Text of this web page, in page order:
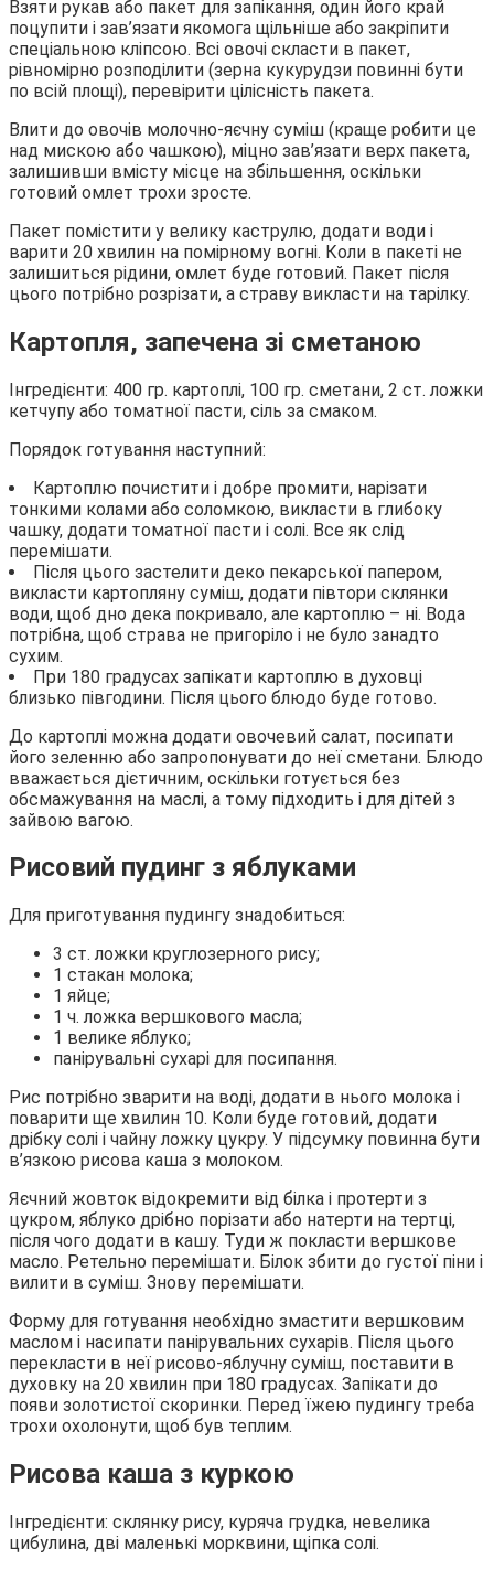
Взяти рукав або пакет для запікання, один його край
поцупити і зав’язати якомога щільніше або закріпити
спеціальною кліпсою. Всі овочі скласти в пакет,
рівномірно розподілити (зерна кукурудзи повинні бути
по всій площі), перевірити цілісність пакета.
Влити до овочів молочно-яєчну суміш (краще робити це
над мискою або чашкою), міцно зав’язати верх пакета,
залишивши вмісту місце на збільшення, оскільки
готовий омлет трохи зросте.
Пакет помістити у велику каструлю, додати води і
варити 20 хвилин на помірному вогні. Коли в пакеті не
залишиться рідини, омлет буде готовий. Пакет після
цього потрібно розрізати, а страву викласти на тарілку.
Картопля, запечена зі сметаною
Інгредієнти: 400 гр. картоплі, 100 гр. сметани, 2 ст. ложки
кетчупу або томатної пасти, сіль за смаком.
Порядок готування наступний:
Картоплю почистити і добре промити, нарізати
тонкими колами або соломкою, викласти в глибоку
чашку, додати томатної пасти і солі. Все як слід
перемішати.
Після цього застелити деко пекарської папером,
викласти картопляну суміш, додати півтори склянки
води, щоб дно дека покривало, але картоплю – ні. Вода
потрібна, щоб страва не пригоріло і не було занадто
сухим.
При 180 градусах запікати картоплю в духовці
близько півгодини. Після цього блюдо буде готово.
До картоплі можна додати овочевий салат, посипати
його зеленню або запропонувати до неї сметани. Блюдо
вважається дієтичним, оскільки готується без
обсмажування на маслі, а тому підходить і для дітей з
зайвою вагою.
Рисовий пудинг з яблуками
Для приготування пудингу знадобиться:
3 ст. ложки круглозерного рису;
1 стакан молока;
1 яйце;
1 ч. ложка вершкового масла;
1 велике яблуко;
панірувальні сухарі для посипання.
Рис потрібно зварити на воді, додати в нього молока і
поварити ще хвилин 10. Коли буде готовий, додати
дрібку солі і чайну ложку цукру. У підсумку повинна бути
в’язкою рисова каша з молоком.
Яєчний жовток відокремити від білка і протерти з
цукром, яблуко дрібно порізати або натерти на тертці,
після чого додати в кашу. Туди ж покласти вершкове
масло. Ретельно перемішати. Білок збити до густої піни і
вилити в суміш. Знову перемішати.
Форму для готування необхідно змастити вершковим
маслом і насипати панірувальних сухарів. Після цього
перекласти в неї рисово-яблучну суміш, поставити в
духовку на 20 хвилин при 180 градусах. Запікати до
появи золотистої скоринки. Перед їжею пудингу треба
трохи охолонути, щоб був теплим.
Рисова каша з куркою
Інгредієнти: склянку рису, куряча грудка, невелика
цибулина, дві маленькі морквини, щіпка солі.